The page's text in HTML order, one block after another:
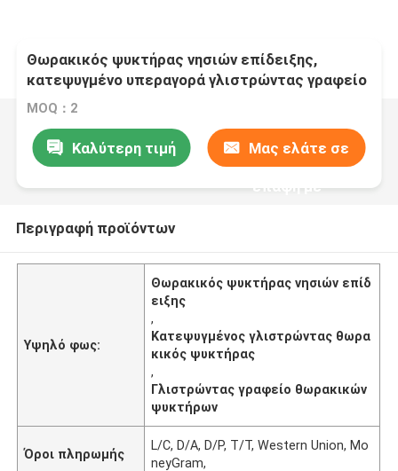
Θωρακικός ψυκτήρας νησιών επίδειξης,
κατεψυγμένο υπεραγορά γλιστρώντας γραφείο
θωρακικών ψυκτήρων
MOQ：2
Καλύτερη τιμή Μας ελάτε σε
επαφή με
Περιγραφή προϊόντων
Υψηλό φως:
Θωρακικός ψυκτήρας νησιών επίδ
ειξης
,
Κατεψυγμένος γλιστρώντας θωρα
κικός ψυκτήρας
,
Γλιστρώντας γραφείο θωρακικών
ψυκτήρων
Όροι πληρωμής
L/C, D/A, D/P, T/T, Western Union, Mo
neyGram,